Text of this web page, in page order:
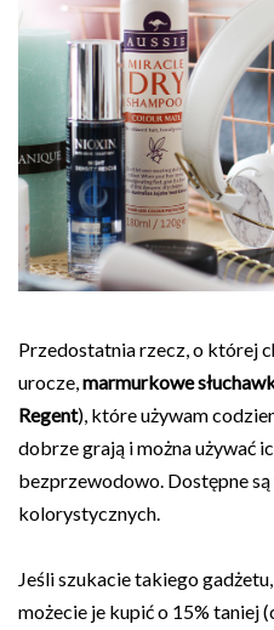
Przedostatnia rzecz, o której
urocze, marmurkowe
Regent), które używam
dobrze grają i można używać
bezprzewodowo. Dostępne
kolorystycznych.
Jeśli szukacie takiego gadżetu,
możecie je kupić o 15% taniej